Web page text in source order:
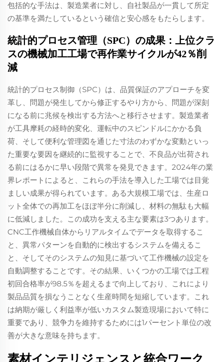
包括的な手法は、製造業者に対し、自社製品が一貫して所定
の基準を満たしているという確信と安心感をもたらします。
統計的プロセス管理（SPC）の成果：上位クラ
スの機械加工工場で再作業サイクルが42％削
減
統計的プロセス制御（SPC）は、品質保証のアプローチを変
革し、問題が発生してから修正するやり方から、問題が深刻
になる前に兆候を検出する方法へと移行させます。製造業者
が工具摩耗の経時的変化、運転中のスピンドルにかかる負
荷、そして便利な管理図を通じた寸法のわずかな変動といっ
た重要な要因を継続的に監視することで、不良品が出荷され
る前にはるかに早い段階で異常を発見できます。2024年の業
界レポートによると、これらの手法を導入した工場では目覚
ましい成果が得られています。ある大規模工場では、生産ロ
ット全体での再加工をほぼ半分に削減し、材料の無駄も大幅
に低減しました。この成功を支える主な要素は3つあります。
CNC工作機械自体からリアルタイムでデータを取得するこ
と、異常パターンを自動的に検出するシステムを備えるこ
と、そしてそのシステムの知見に基づいて工作機械の設定を
自動調整することです。その結果、いくつかの工場では工程
初回合格率が98.5％を超えるまで向上しており、これにより
製品品質を損なうことなく生産時間を短縮しています。これ
は納期が厳しく利益率が低いカスタム製造現場において特に
重要であり、競争力を維持するためには1パーセント単位の改
善が大きな意味を持ちます。
素材インテリジェンスと統合ワーク